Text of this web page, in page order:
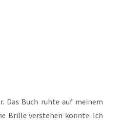
Das Buch ruh­te auf mei­nem
Bril­le ver­ste­hen konn­te. Ich